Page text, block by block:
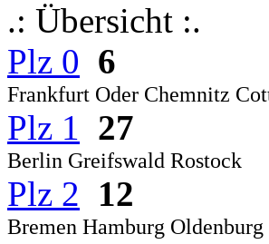
.: Übersicht :.
Plz 0 6
Frankfurt Oder Chemnitz
Plz 1 27
Berlin Greifswald Rostock
Plz 2 12
Bremen Hamburg Oldenburg